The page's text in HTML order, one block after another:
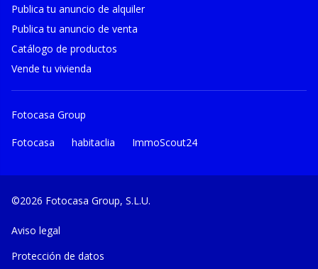
Publica tu anuncio de alquiler
Publica tu anuncio de venta
Catálogo de productos
Vende tu vivienda
Fotocasa Group
Fotocasa habitaclia ImmoScout24
©2026 Fotocasa Group, S.L.U.
Aviso legal
Protección de datos